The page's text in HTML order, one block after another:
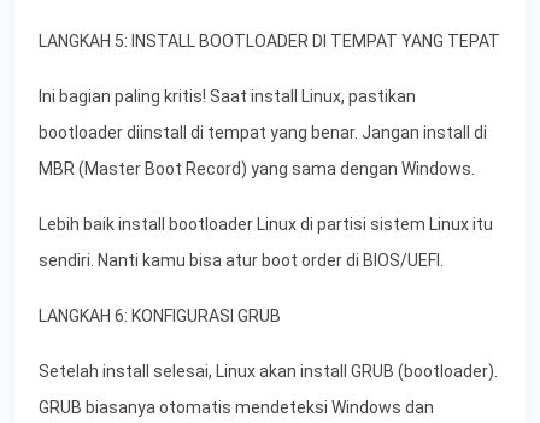
LANGKAH 5: INSTALL BOOTLOADER DI TEMPAT YANG TEPAT
Ini bagian paling kritis! Saat install Linux, pastikan
bootloader diinstall di tempat yang benar. Jangan install di
MBR (Master Boot Record) yang sama dengan Windows.
Lebih baik install bootloader Linux di partisi sistem Linux itu
sendiri. Nanti kamu bisa atur boot order di BIOS/UEFI.
LANGKAH 6: KONFIGURASI GRUB
Setelah install selesai, Linux akan install GRUB (bootloader).
GRUB biasanya otomatis mendeteksi Windows dan